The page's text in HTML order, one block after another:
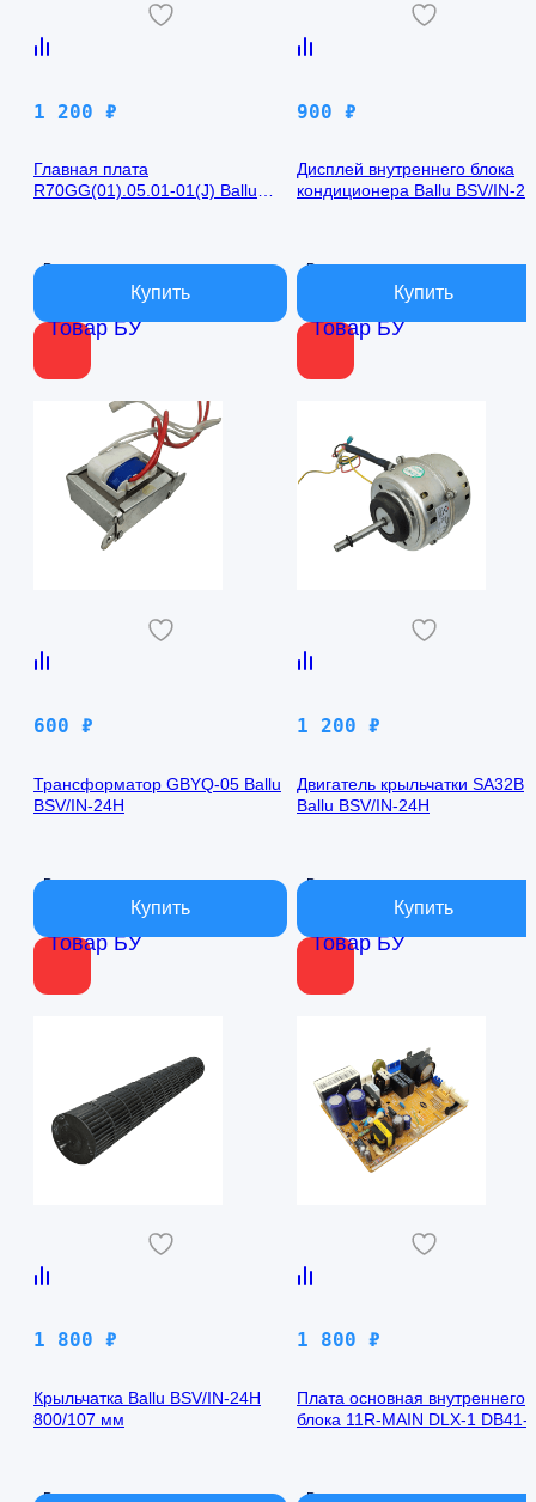
Товар БУ
1 200 ₽
Главная плата
R70GG(01).05.01-01(J) Ballu
В наличии
Товар БУ
900 ₽
Дисплей внутреннего блока
кондиционера Ballu BSV/IN-
В наличии
Товар БУ
600 ₽
Трансформатор GBYQ-05 Ballu
BSV/IN-24H
В наличии
Товар БУ
1 200 ₽
Двигатель крыльчатки SA32B
Ballu BSV/IN-24H
В наличии
1 800 ₽
Крыльчатка Ballu BSV/IN-24H
800/107 мм
В наличии
1 800 ₽
Плата основная внутреннего
блока 11R-MAIN DLX-1 DB41-
В наличии